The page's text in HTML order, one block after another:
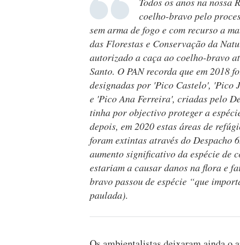
coelho-bravo pelo
sem arma de fogo e com recurso a
das Florestas e Conservação da
autorizado a caça ao coelho-bravo
Santo. O PAN recorda que em 2018
designadas por 'Pico Castelo', 'Pico
e 'Pico Ana Ferreira', criadas pelo
tinha por objectivo proteger a
depois, em 2020 estas áreas de
foram extintas através do Despacho
aumento significativo da espécie de
estariam a causar danos na flora e
bravo passou de espécie “que
paulada).